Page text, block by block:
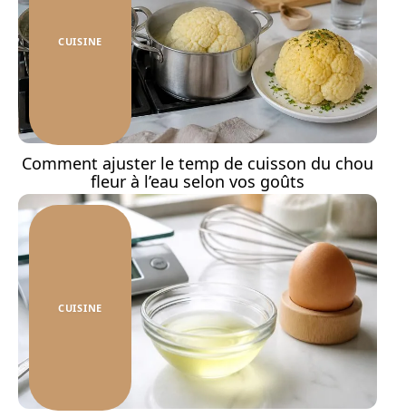
CUISINE
Comment ajuster le temp de cuisson du chou
fleur à l’eau selon vos goûts
CUISINE